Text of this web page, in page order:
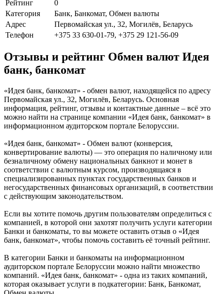
Рейтинг
0
Категория
Банк, Банкомат, Обмен валюты
Адрес
Первомайская ул., 32, Могилёв, Беларусь
Телефон
+375 33 630-01-79, +375 29 121-56-09
Отзывы и рейтинг Обмен валют Идея
банк, банкомат
«Идея банк, банкомат» - обмен валют, находящейся по адресу
Первомайская ул., 32, Могилёв, Беларусь. Основная
информация, рейтинг, отзывы и контактные данные – всё это
можно найти на странице компании «Идея банк, банкомат» в
информационном аудиторском портале Белоруссии.
«Идея банк, банкомат» - Обмен валют (конверсия,
конвертирование валюты) — это операция по наличному или
безналичному обмену национальных банкнот и монет в
соответствии с валютным курсом, производящаяся в
специализированных пунктах государственных банков и
негосударственных финансовых организаций, в соответствии
с действующим законодательством.
Если вы хотите помочь другим пользователям определиться с
компанией, в которой они захотят получить услуги категории
Банки и банкоматы, то вы можете оставить отзыв о «Идея
банк, банкомат», чтобы помочь составить её точный рейтинг.
В категории Банки и банкоматы на информационном
аудиторском портале Белоруссии можно найти множество
компаний. «Идея банк, банкомат» - одна из таких компаний,
которая оказывает услуги в подкатегории: Банк, Банкомат,